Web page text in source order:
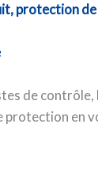
de
en